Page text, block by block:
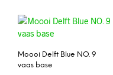
Moooi Delft Blue NO. 9
vaas base